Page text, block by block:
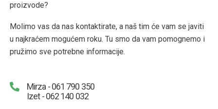
proizvode?
Molimo vas da nas kontaktirate, a naš tim će vam se javiti
u najkraćem mogućem roku. Tu smo da vam pomognemo i
pružimo sve potrebne informacije.
Mirza - 061 790 350
Izet - 062 140 032